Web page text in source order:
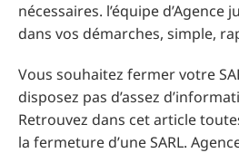
nécessaires. l’équipe
dans vos démarches, simple,
Vous souhaitez fermer votre
disposez pas d’assez
Retrouvez dans cet article
la fermeture d’une SARL.